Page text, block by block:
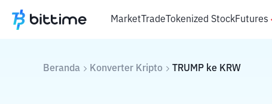
MarketTradeTokenized StockFutures
Beranda Konverter Kripto TRUMP ke KRW